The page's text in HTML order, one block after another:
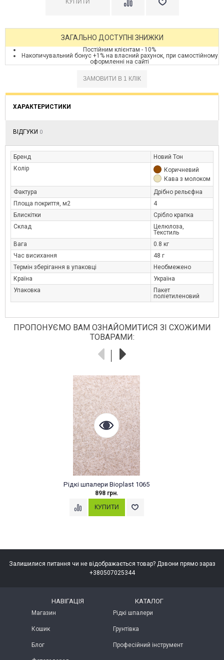
ЗАГАЛЬНО ДОСТУПНІ ЗНИЖКИ
Постійним клієнтам - 10%
Накопичувальний бонус +1% на власний рахунок, при самостійному
оформленні на сайті
ХАРАКТЕРИСТИКИ
ВІДГУКИ 0
Бренд
Новий Тон
Колір
Коричневий
Кава з молоком
Фактура
Дрібно рельєфна
Площа покриття, м2
4
Блискітки
Срібло крапка
Склад
Целюлоза,
Текстиль
Вага
0.8 кг
Час висихання
48 г
Термін зберігання в упаковці
Необмежено
Країна
Україна
Упаковка
Пакет
поліетиленовий
ПРОПОНУЄМО ВАМ ОЗНАЙОМИТИСЯ ЗІ СХОЖИМИ
ТОВАРАМИ:
Рідкі шпалери Bioplast 1065
898 грн.
Залишилися питання чи не відображається товар? Дзвони прямо зараз
+380507025344
НАВІГАЦІЯ
Магазин
Кошик
Блог
КАТАЛОГ
Рідкі шпалери
Грунтівка
Професійний інструмент